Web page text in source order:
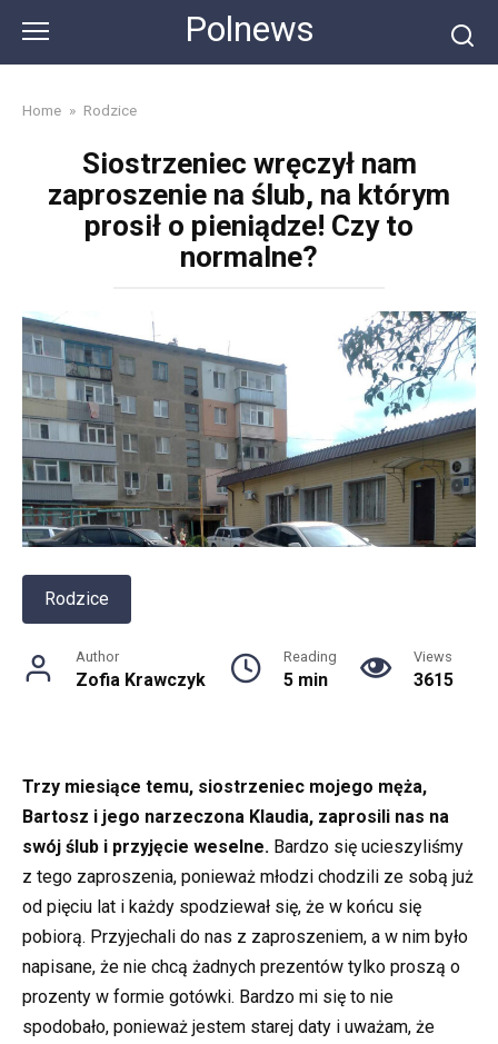
content
Polnews
Home » Rodzice
Siostrzeniec wręczył nam
zaproszenie na ślub, na którym
prosił o pieniądze! Czy to
normalne?
Rodzice
Author
Zofia Krawczyk
Reading
5 min
Views
3615
Trzy miesiące temu, siostrzeniec mojego męża,
Bartosz i jego narzeczona Klaudia, zaprosili nas na
swój ślub i przyjęcie weselne. Bardzo się ucieszyliśmy
z tego zaproszenia, ponieważ młodzi chodzili ze sobą już
od pięciu lat i każdy spodziewał się, że w końcu się
pobiorą. Przyjechali do nas z zaproszeniem, a w nim było
napisane, że nie chcą żadnych prezentów tylko proszą o
prozenty w formie gotówki. Bardzo mi się to nie
spodobało, ponieważ jestem starej daty i uważam, że